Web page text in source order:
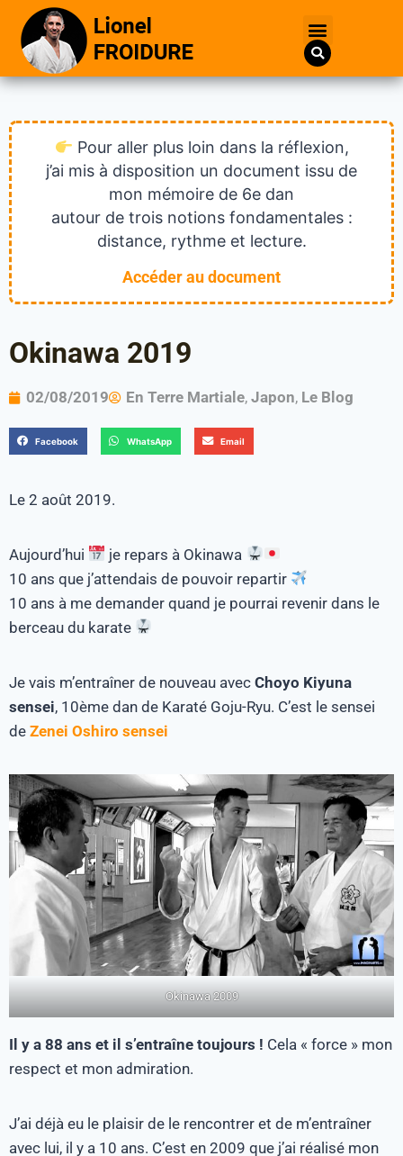
Pour aller plus loin dans la réflexion,
j’ai mis à disposition un document issu de
mon mémoire de 6e dan
autour de trois notions fondamentales :
distance, rythme et lecture.
Accéder au document
Okinawa 2019
02/08/2019 En Terre Martiale, Japon, Le Blog
Facebook WhatsApp Email
Le 2 août 2019.
Aujourd’hui
je repars à Okinawa
10 ans que j’attendais de pouvoir repartir
10 ans à me demander quand je pourrai revenir dans le
berceau du karate
Je vais m’entraîner de nouveau avec Choyo Kiyuna
sensei, 10ème dan de Karaté Goju-Ryu. C’est le sensei
de Zenei Oshiro sensei
Okinawa 2009
Il y a 88 ans et il s’entraîne toujours ! Cela « force » mon
respect et mon admiration.
J’ai déjà eu le plaisir de le rencontrer et de m’entraîner
avec lui, il y a 10 ans. C’est en 2009 que j’ai réalisé mon